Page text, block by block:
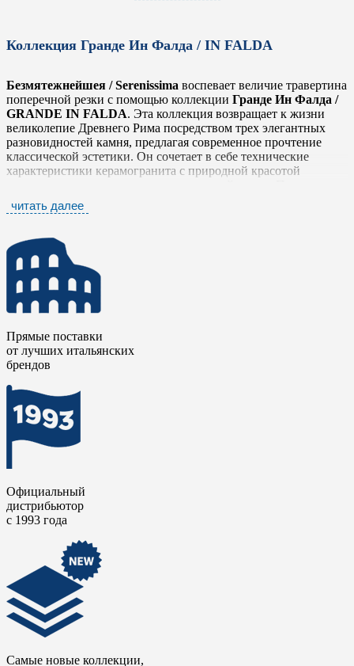
Коллекция Гранде Ин Фалда / IN FALDA
Безмятежнейшея / Serenissima воспевает величие травертина
поперечной резки с помощью коллекции Гранде Ин Фалда /
GRANDE IN FALDA. Эта коллекция возвращает к жизни
великолепие Древнего Рима посредством трех элегантных
разновидностей камня, предлагая современное прочтение
классической эстетики. Он сочетает в себе технические
характеристики керамогранита с природной красотой
материала, придавая помещению вневременной стиль, не
Естественные нюансы и очень большие размеры полностью
демонстрируют эстетическое богатство травертина, сводя к
минимуму наличие швов и создавая визуально уникальный
результат. Керамогранит высокого качества
/ GRANDE IN FALDA
охватывать большие пространства без лишних стыков, что
особенно ценно как для просторных гостиных, так и для
представительских холлов. Три предлагаемых оттенка
раскрывают разные грани: от теплых золотистых до
благородных серых, каждый из которых несет отпечаток
древней роскоши.
Коллекция передает не просто внешний вид травертина, но
его характерную воздушность и благородную пористость,
прочность, гигиеничность и простоту ухода.
читать далее
Прямые поставки
от лучших итальянских
брендов
Официальный
дистрибьютор
с 1993 года
Самые новые коллекции,